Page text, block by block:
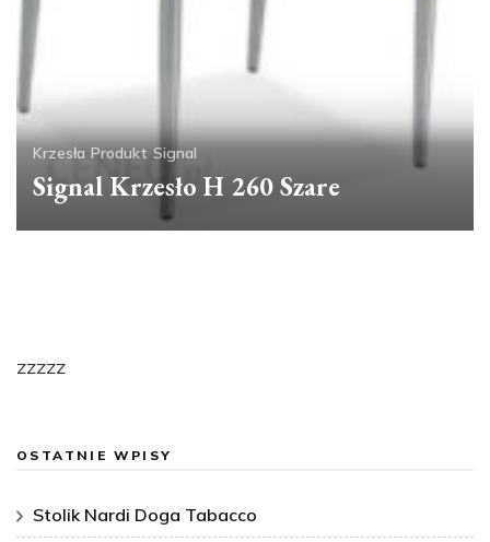
Krzesła Produkt Signal
Signal Krzesło H 260 Szare
zzzzz
OSTATNIE WPISY
Stolik Nardi Doga Tabacco